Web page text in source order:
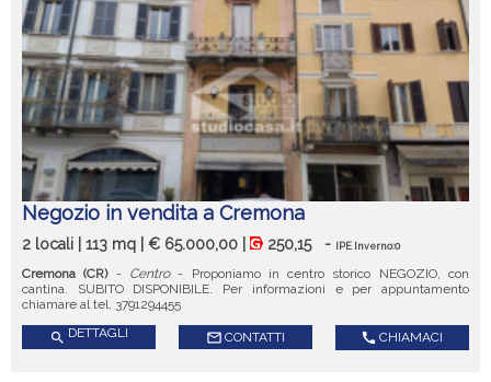
Negozio in vendita a Cremona
2 locali | 113 mq | € 65.000,00 | 250,15 - IPE Inverno:0
Cremona (CR)- Centro- Proponiamo in centro storico NEGOZIO, con
cantina. SUBITO DISPONIBILE. Per informazioni e per appuntamento
chiamare al tel. 3791294455
search DETTAGLI mail_outline CONTATTI call CHIAMACI